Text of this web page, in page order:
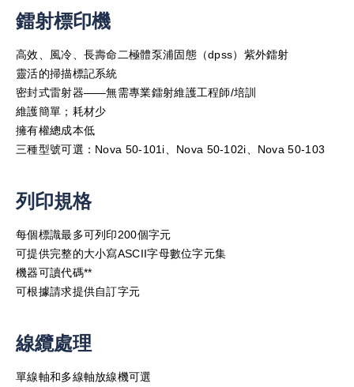
鐳射標印機
高效、風冷、長壽命二極體泵浦固態（dpss）紫外鐳射
靈活的掃描標記系統
密封式雷射器——無需專業鐳射維護工程師/培訓
維護簡單；耗材少
擁有權總成本低
三種型號可選：Nova 50-101i、Nova 50-102i、Nova 50-103
列印規格
每個標識最多可列印200個字元
可提供完整的大小寫ASCII字母數位字元集
機器可讀代碼**
可根據請求提供自訂字元
線纜處理
單線軸和多線軸放線機可選